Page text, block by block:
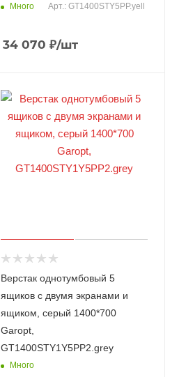
Много Арт.: GT1400STY5PP.yell
34 070 ₽/шт
Верстак однотумбовый 5
ящиков с двумя экранами и
ящиком, серый 1400*700
Garopt,
GT1400STY1Y5PP2.grey
Много